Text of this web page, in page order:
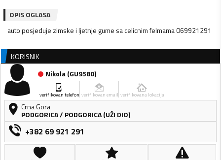
OPIS OGLASA
auto posjeduje zimske i ljetnje gume sa celicnim felmama 069921291
KORISNIK
Nikola(GU9580)
verifikovan telefon verifikovan email verifikovana lokacija
Crna Gora
PODGORICA/ PODGORICA (UŽI DIO)
+382 69 921 291